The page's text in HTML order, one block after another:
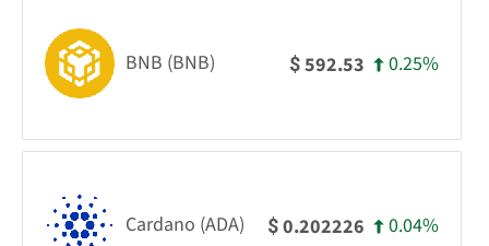
BNB (BNB) $592.53 0.25%
Cardano (ADA) $0.202226 0.04%